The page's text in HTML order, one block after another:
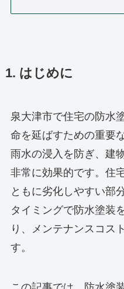
1. はじめに
泉大津市で住宅の防水
命を延ばすための重要
雨水の浸入を防ぎ、建
非常に効果的です。住
ともに劣化しやすい部
タイミングで防水塗装
り、メンテナンスコス
す。